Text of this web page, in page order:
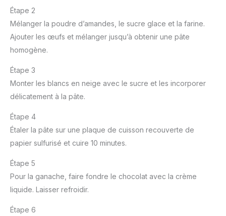
Étape 2
Mélanger la poudre d’amandes, le sucre glace et la farine.
Ajouter les œufs et mélanger jusqu’à obtenir une pâte
homogène.
Étape 3
Monter les blancs en neige avec le sucre et les incorporer
délicatement à la pâte.
Étape 4
Étaler la pâte sur une plaque de cuisson recouverte de
papier sulfurisé et cuire 10 minutes.
Étape 5
Pour la ganache, faire fondre le chocolat avec la crème
liquide. Laisser refroidir.
Étape 6